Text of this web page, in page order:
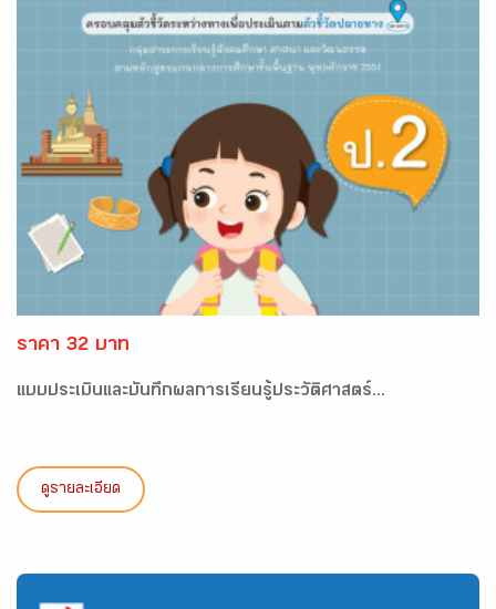
ราคา 32 บาท
แบบประเมินและบันทึกผลการเรียนรู้ประวัติศาสตร์...
ดูรายละเอียด